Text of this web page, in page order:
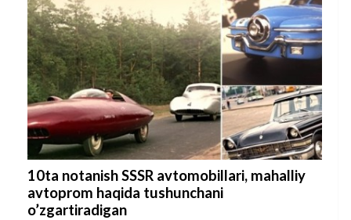
10ta notanish SSSR avtomobillari, mahalliy
avtoprom haqida tushunchani
o’zgartiradigan